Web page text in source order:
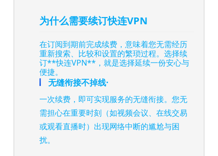
为什么需要续订快连VPN
在订阅到期前完成续费，意味着您无需经历
重新搜索、比较和设置的繁琐过程。选择续
订**快连VPN**，就是选择延续一份安心与
便捷。
无缝衔接不掉线·
一次续费，即可实现服务的无缝衔接。您无
需担心在重要时刻（如视频会议、在线交易
或观看直播时）出现网络中断的尴尬与困
扰。